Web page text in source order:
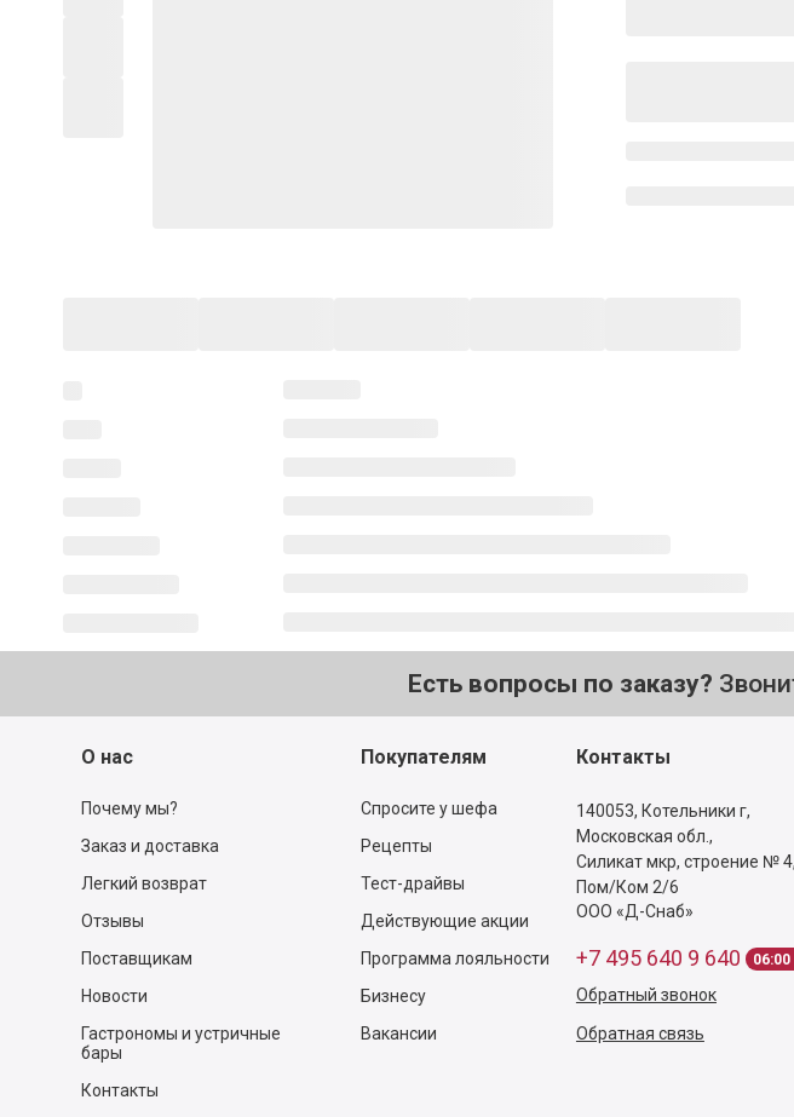
Есть вопросы по заказу?
О нас
Почему мы?
Заказ и доставка
Легкий возврат
Отзывы
Поставщикам
Новости
Гастрономы и устричные
бары
Контакты
Покупателям
Спросите у шефа
Рецепты
Тест-драйвы
Действующие акции
Программа лояльности
Бизнесу
Вакансии
Контакты
140053, Котельники г,
Московская обл.,
Силикат мкр, строение № 4,
Пом/Ком 2/6
ООО «Д-Снаб»
+7 495 640 9 640
Обратный звонок
Обратная связь